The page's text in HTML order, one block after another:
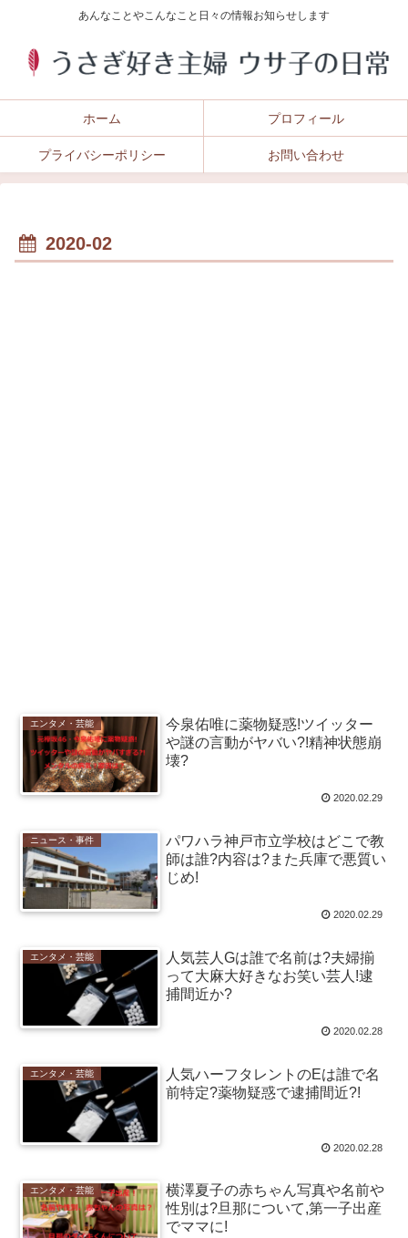
あんなことやこんなこと日々の情報お知らせします
ホーム プロフィール
プライバシーポリシー お問い合わせ
2020-02
エンタメ・芸能
今泉佑唯に薬物疑惑!ツイッター
や謎の言動がヤバい?!精神状態崩
壊?
2020.02.29
ニュース・事件
パワハラ神戸市立学校はどこで教
師は誰?内容は?また兵庫で悪質い
じめ!
2020.02.29
エンタメ・芸能
人気芸人Gは誰で名前は?夫婦揃
って大麻大好きなお笑い芸人!逮
捕間近か?
2020.02.28
エンタメ・芸能
人気ハーフタレントのEは誰で名
前特定?薬物疑惑で逮捕間近?!
2020.02.28
エンタメ・芸能
横澤夏子の赤ちゃん写真や名前や
性別は?旦那について,第一子出産
でママに!